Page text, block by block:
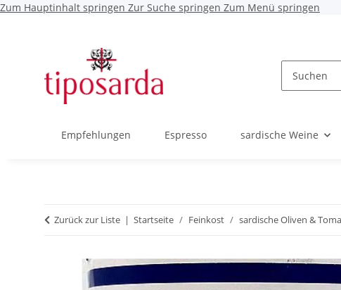
Zum Hauptinhalt springen Zur Suche springen Zum Menü springen
Empfehlungen Espresso sardische Weine
Zurück zur Liste Startseite Feinkost sardische Oliven &